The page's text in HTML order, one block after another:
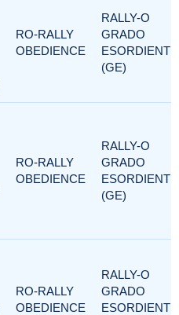
RO-RALLY
OBEDIENCE
RALLY-O
GRADO
ESORDIENTI
(GE)
RO-RALLY
OBEDIENCE
RALLY-O
GRADO
ESORDIENTI
(GE)
RO-RALLY
OBEDIENCE
RALLY-O
GRADO
ESORDIENTI